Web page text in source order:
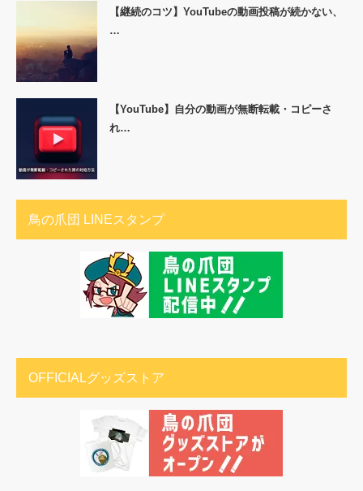
【継続のコツ】YouTubeの動画投稿が続かない、
…
【YouTube】自分の動画が無断転載・コピーさ
れ…
鳥の爪団 LINEスタンプ
OFFICIALグッズストア